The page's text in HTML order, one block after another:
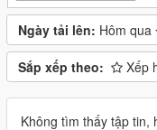
Ngày tải lên: Hôm qua
Sắp xếp theo: Xếp
Không tìm thấy tập tin,